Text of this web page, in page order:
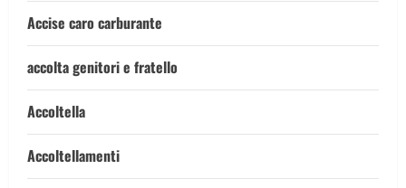
Accise caro carburante
accolta genitori e fratello
Accoltella
Accoltellamenti